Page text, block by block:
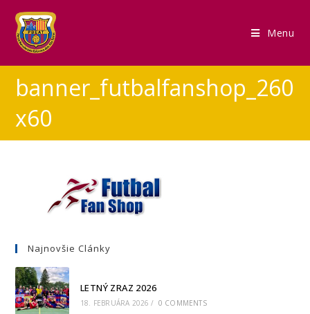
Menu
banner_futbalfanshop_260
x60
Najnovšie Clánky
LETNÝ ZRAZ 2026
18. FEBRUÁRA 2026 / 0 COMMENTS